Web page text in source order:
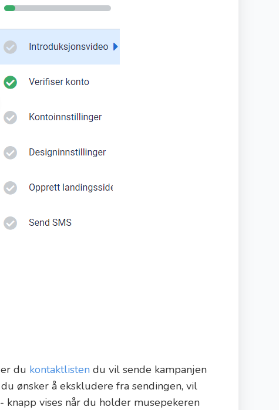
du kontaktlistendu vil sende kampanjen
ønsker å ekskludere fra sendingen, vil
knapp vises når du holder musepekeren